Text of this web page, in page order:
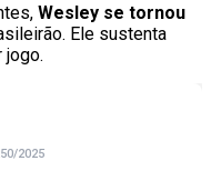
Wesley se tornou
Ele sustenta
jogo.